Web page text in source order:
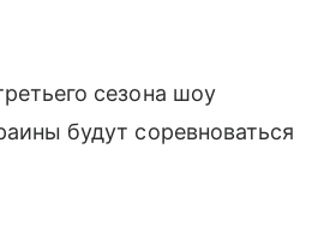
сезона шоу
будут соревноваться